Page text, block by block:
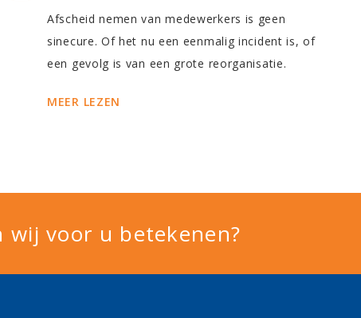
Afscheid nemen van medewerkers is geen
sinecure. Of het nu een eenmalig incident is, of
een gevolg is van een grote reorganisatie.
MEER LEZEN
wij voor u betekenen?